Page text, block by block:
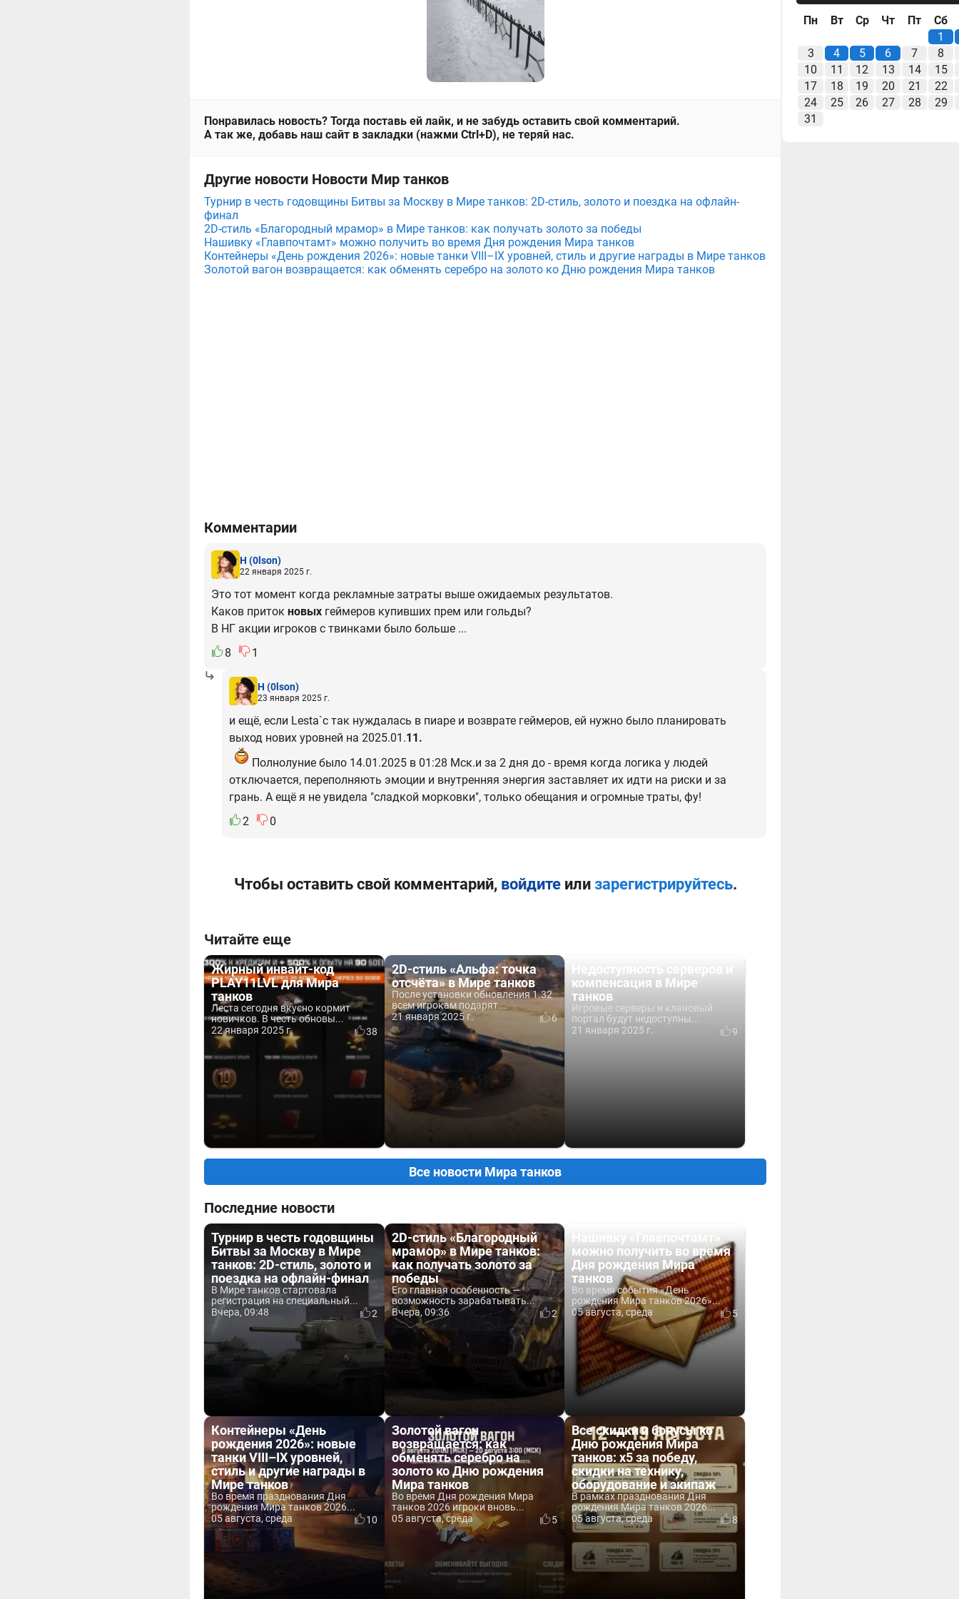
Понравилась новость? Тогда поставь ей лайк, и не забудь оставить свой комментарий.
А так же, добавь наш сайт в закладки (нажми Ctrl+D), не теряй нас.
Другие новости Новости Мир танков
Турнир в честь годовщины Битвы за Москву в Мире танков: 2D-стиль, золото и поездка на офлайн-
финал
2D-стиль «Благородный мрамор» в Мире танков: как получать золото за победы
Нашивку «Главпочтамт» можно получить во время Дня рождения Мира танков
Контейнеры «День рождения 2026»: новые танки VIII–IX уровней, стиль и другие награды в Мире танков
Золотой вагон возвращается: как обменять серебро на золото ко Дню рождения Мира танков
Комментарии
H (0lson)
22 января 2025 г.
Это тот момент когда рекламные затраты выше ожидаемых результатов.
Каков приток новых геймеров купивших прем или гольды?
В НГ акции игроков с твинками было больше ...
8
1
H (0lson)
23 января 2025 г.
и ещё, если Lesta`c так нуждалась в пиаре и возврате геймеров, ей нужно было планировать
выход нових уровней на 2025.01.11.
Полнолуние было 14.01.2025 в 01:28 Мск.и за 2 дня до - время когда логика у людей
отключается, переполняють эмоции и внутренняя энергия заставляет их идти на риски и за
грань. А ещё я не увидела "сладкой морковки", только обещания и огромные траты, фу!
2
0
Чтобы оставить свой комментарий, войдитеили зарегистрируйтесь.
Читайте еще
Жирный инвайт-код
PLAY11LVL для Мира
танков
Леста сегодня вкусно кормит
новичков. В честь обновы...
22 января 2025 г.
38
2D-стиль «Альфа: точка
отсчёта» в Мире танков
После установки обновления 1.32
всем игрокам подарят...
21 января 2025 г.
6
компенсация в Мире
танков
Игровые серверы и клановый
портал будут недоступны...
21 января 2025 г.
9
Все новости Мира танков
Последние новости
Турнир в честь годовщины
Битвы за Москву в Мире
танков: 2D-стиль, золото и
поездка на офлайн-финал
В Мире танков стартовала
регистрация на специальный...
Вчера, 09:48
2
2D-стиль «Благородный
мрамор» в Мире танков:
как получать золото за
победы
Его главная особенность —
возможность зарабатывать...
Вчера, 09:36
2
Нашивку «Главпочтамт»
можно получить во время
Дня рождения Мира
танков
Во время события «День
рождения Мира танков 2026»...
05 августа, среда
5
Контейнеры «День
рождения 2026»: новые
танки VIII–IX уровней,
стиль и другие награды в
Мире танков
Во время празднования Дня
рождения Мира танков 2026...
05 августа, среда
10
Золотой вагон
возвращается: как
обменять серебро на
золото ко Дню рождения
Мира танков
Во время Дня рождения Мира
танков 2026 игроки вновь...
05 августа, среда
5
Все скидки и бонусы ко
Дню рождения Мира
танков: x5 за победу,
скидки на технику,
оборудование и экипаж
В рамках празднования Дня
рождения Мира танков 2026...
05 августа, среда
8
Пн Вт Ср Чт Пт
Сб
1
3
4 5 6 7
8
10
11 12 13 14
15
17
18 19 20 21
22
24
25 26 27 28
29
31